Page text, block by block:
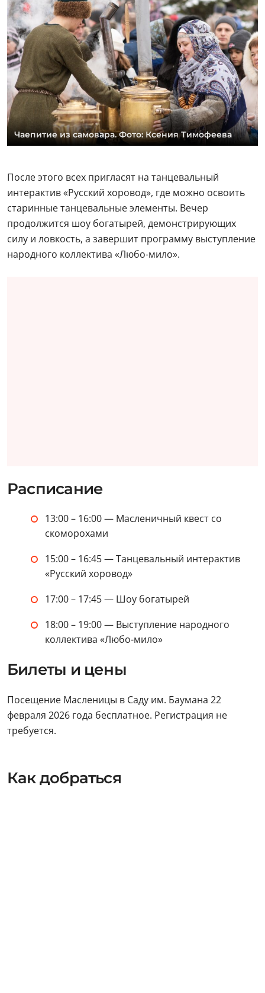
Чаепитие из самовара. Фото: Ксения Тимофеева
После этого всех пригласят на танцевальный
интерактив «Русский хоровод», где можно освоить
старинные танцевальные элементы. Вечер
продолжится шоу богатырей, демонстрирующих
силу и ловкость, а завершит программу выступление
народного коллектива «Любо-мило».
Расписание
13:00 – 16:00 — Масленичный квест со
скоморохами
15:00 – 16:45 — Танцевальный интерактив
«Русский хоровод»
17:00 – 17:45 — Шоу богатырей
18:00 – 19:00 — Выступление народного
коллектива «Любо-мило»
Билеты и цены
Посещение Масленицы в Саду им. Баумана 22
февраля 2026 года бесплатное. Регистрация не
требуется.
Как добраться